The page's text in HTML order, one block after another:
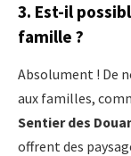
3. Est-il
famille ?
Absolument ! De
aux familles,
Sentier des
offrent des